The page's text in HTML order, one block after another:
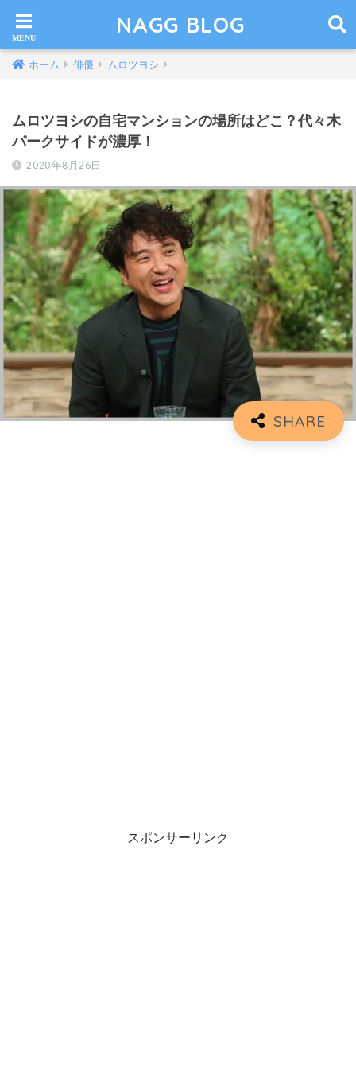
NAGG BLOG
ホーム 俳優 ムロツヨシ
ムロツヨシの自宅マンションの場所はどこ？代々木
パークサイドが濃厚！
2020年8月26日
スポンサーリンク